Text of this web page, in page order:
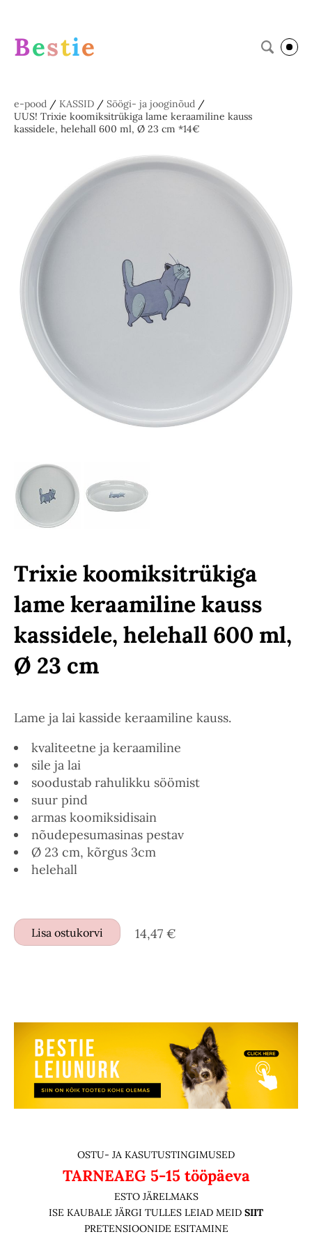
Bestie
e-pood / KASSID / Söögi- ja jooginõud /
UUS! Trixie koomiksitrükiga lame keraamiline kauss
kassidele, helehall 600 ml, Ø 23 cm *14€
Trixie koomiksitrükiga
lame keraamiline kauss
kassidele, helehall 600 ml,
Ø 23 cm
Lame ja lai kasside keraamiline kauss.
kvaliteetne ja keraamiline
sile ja lai
soodustab rahulikku söömist
suur pind
armas koomiksidisain
nõudepesumasinas pestav
Ø 23 cm, kõrgus 3cm
helehall
Lisa ostukorvi 14,47 €
OSTU- JA KASUTUSTINGIMUSED
TARNEAEG 5-15 tööpäeva
ESTO JÄRELMAKS
ISE KAUBALE JÄRGI TULLES LEIAD MEID SIIT
PRETENSIOONIDE ESITAMINE